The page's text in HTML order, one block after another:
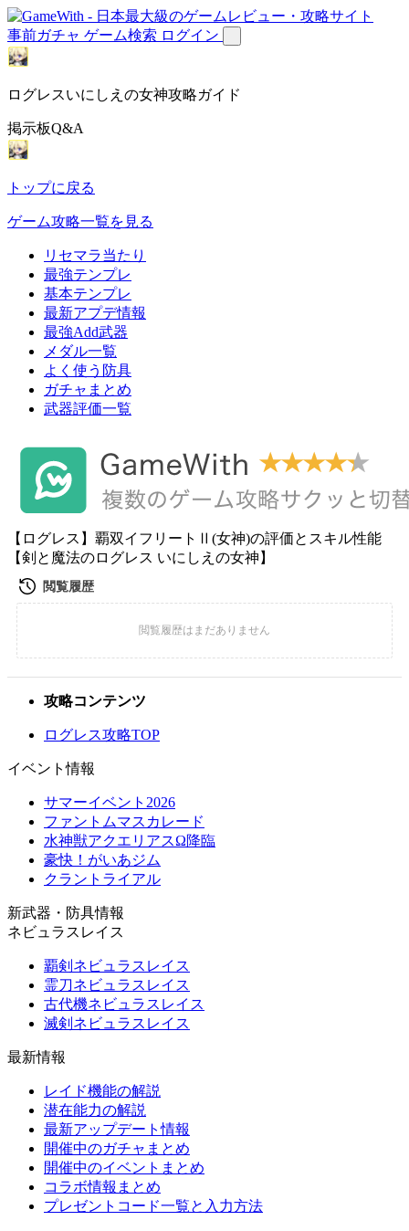
事前ガチャ ゲーム検索 ログイン
ログレスいにしえの女神攻略ガイド
掲示板Q&A
トップに戻る
ゲーム攻略一覧を見る
リセマラ当たり
最強テンプレ
基本テンプレ
最新アプデ情報
最強Add武器
メダル一覧
よく使う防具
ガチャまとめ
武器評価一覧
【ログレス】覇双イフリートⅡ(女神)の評価とスキル性能
【剣と魔法のログレス いにしえの女神】
攻略コンテンツ
ログレス攻略TOP
イベント情報
サマーイベント2026
ファントムマスカレード
水神獣アクエリアスΩ降臨
豪快！がいあジム
クラントライアル
新武器・防具情報
ネビュラスレイス
覇剣ネビュラスレイス
霊刀ネビュラスレイス
古代機ネビュラスレイス
滅剣ネビュラスレイス
最新情報
レイド機能の解説
潜在能力の解説
最新アップデート情報
開催中のガチャまとめ
開催中のイベントまとめ
コラボ情報まとめ
プレゼントコード一覧と入力方法